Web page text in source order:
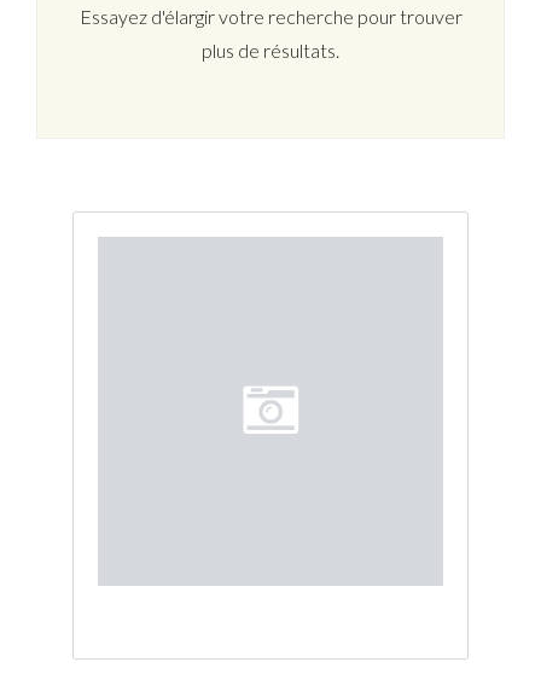
Mot de passe
Essayez d'élargir votre recherche pour trouver
plus de résultats.